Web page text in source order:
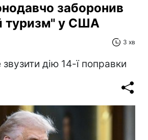
заборонив
туризм" у США
3 хв
звузити дію 14-ї поправки